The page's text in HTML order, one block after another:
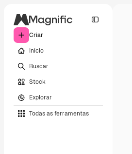
Criar
Início
Buscar
Stock
Explorar
Todas as ferramentas